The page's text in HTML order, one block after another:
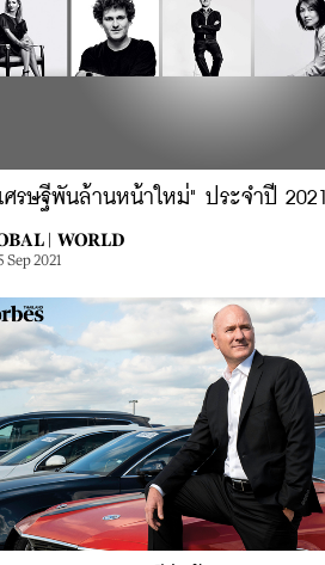
ศรษฐีพันล้านหน้าใหม่" ประจำปี 2021
| WORLD
Sep 2021